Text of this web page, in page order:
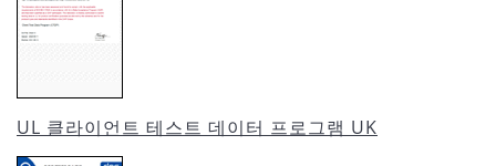
UL 클라이언트 테스트 데이터 프로그램 UK